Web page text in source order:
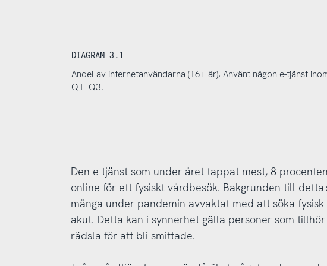
DIAGRAM 3.1
Andel av internetanvändarna (16+ år), Använt någon e-tjänst
Q1–Q3.
Den e-tjänst som under året tappat mest, 8
online för ett fysiskt vårdbesök. Bakgrunden till
många under pandemin avvaktat med att söka
akut. Detta kan i synnerhet gälla personer som
rädsla för att bli smittade.